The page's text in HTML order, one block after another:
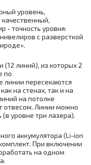
уровень,
- точность уровня:
с разверсткой
(12 линий), из которых 2
по
линии пересекаются
на стенах, так и на
на потолке
отвесом. Линии можно
уровне три лазера).
аккумулятора (Li-ion
При включении
на одном